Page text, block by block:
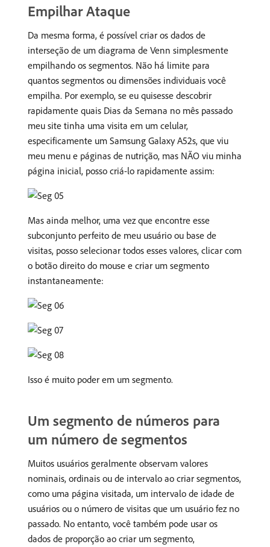
Empilhar Ataque
Da mesma forma, é possível criar os dados de
interseção de um diagrama de Venn simplesmente
empilhando os segmentos. Não há limite para
quantos segmentos ou dimensões individuais você
empilha. Por exemplo, se eu quisesse descobrir
rapidamente quais Dias da Semana no mês passado
meu site tinha uma visita em um celular,
especificamente um Samsung Galaxy A52s, que viu
meu menu e páginas de nutrição, mas NÃO viu minha
página inicial, posso criá-lo rapidamente assim:
Mas ainda melhor, uma vez que encontre esse
subconjunto perfeito de meu usuário ou base de
visitas, posso selecionar todos esses valores, clicar com
o botão direito do mouse e criar um segmento
instantaneamente:
Isso é muito poder em um segmento.
Um segmento de números para
um número de segmentos
Muitos usuários geralmente observam valores
nominais, ordinais ou de intervalo ao criar segmentos,
como uma página visitada, um intervalo de idade de
usuários ou o número de visitas que um usuário fez no
passado. No entanto, você também pode usar os
dados de proporção ao criar um segmento,